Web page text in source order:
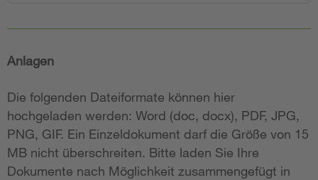
Anlagen
Die folgenden Dateiformate können hier
hochgeladen werden: Word (doc, docx), PDF, JPG,
PNG, GIF. Ein Einzeldokument darf die Größe von 15
MB nicht überschreiten. Bitte laden Sie Ihre
Dokumente nach Möglichkeit zusammengefügt in